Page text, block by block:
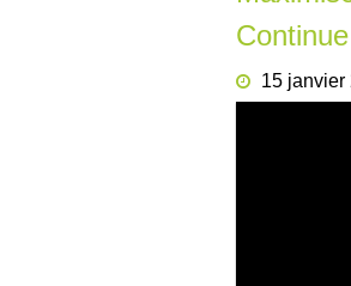
Continue
15 janvier